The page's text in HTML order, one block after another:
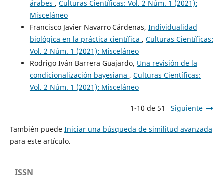
árabes , Culturas Científicas: Vol. 2 Núm. 1 (2021):
Misceláneo
Francisco Javier Navarro Cárdenas, Individualidad
biológica en la práctica científica , Culturas Científicas:
Vol. 2 Núm. 1 (2021): Misceláneo
Rodrigo Iván Barrera Guajardo, Una revisión de la
condicionalización bayesiana , Culturas Científicas:
Vol. 2 Núm. 1 (2021): Misceláneo
1-10 de 51 Siguiente
También puede Iniciar una búsqueda de similitud avanzada
para este artículo.
ISSN